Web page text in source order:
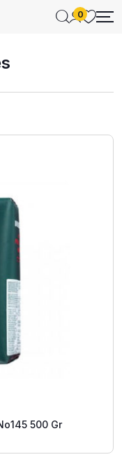
0
500 Gr